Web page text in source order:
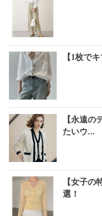
【1枚で
【永遠の
たいウ...
【女子の
選！